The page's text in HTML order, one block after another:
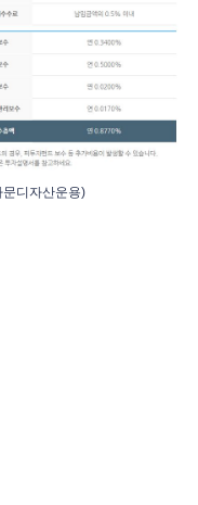
디자산운용)